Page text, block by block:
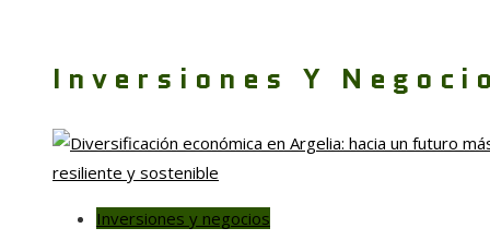
Inversiones Y
Inversiones y negocios